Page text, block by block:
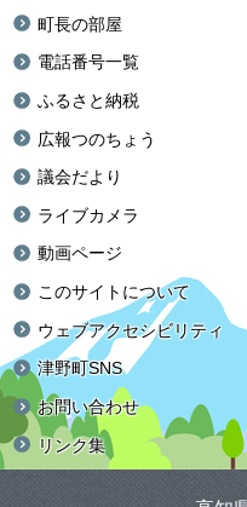
町長の部屋
電話番号一覧
ふるさと納税
広報つのちょう
議会だより
ライブカメラ
動画ページ
このサイトについて
ウェブアクセシビリティ
津野町SNS
お問い合わせ
リンク集